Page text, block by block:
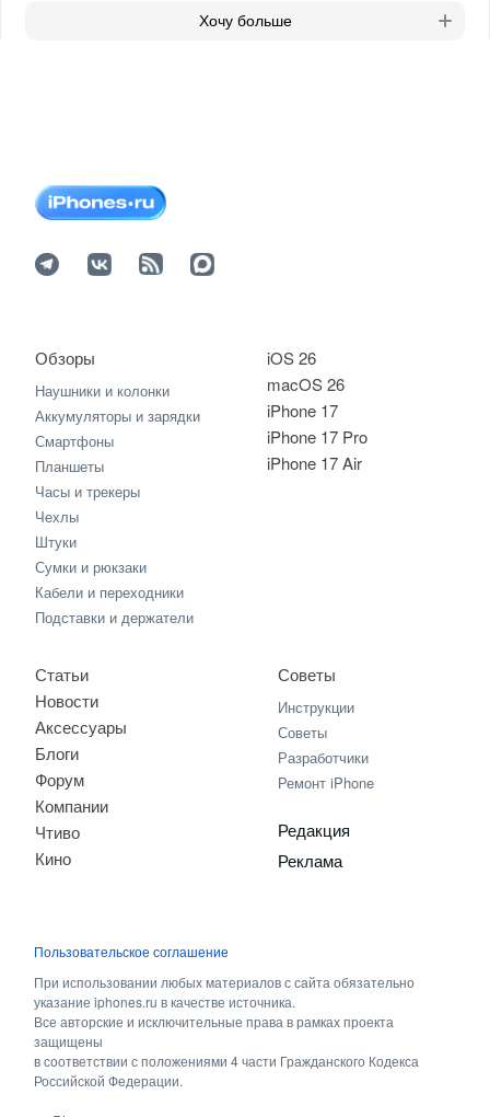
Хочу больше
iOS 26
macOS 26
iPhone 17
iPhone 17 Pro
iPhone 17 Air
Обзоры
Наушники и колонки
Аккумуляторы и зарядки
Смартфоны
Планшеты
Часы и трекеры
Чехлы
Штуки
Сумки и рюкзаки
Кабели и переходники
Подставки и держатели
Статьи
Новости
Аксессуары
Блоги
Форум
Компании
Чтиво
Кино
Советы
Инструкции
Советы
Разработчики
Ремонт iPhone
Редакция
Реклама
Пользовательское соглашение
При использовании любых материалов с сайта обязательно
указание iphones.ru в качестве источника.
Все авторские и исключительные права в рамках проекта
защищены
в соответствии с положениями 4 части Гражданского Кодекса
Российской Федерации.